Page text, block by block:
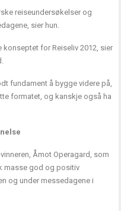
reiseundersøkelser og
sier hun.
for Reiseliv 2012, sier
fundament å bygge videre på,
formatet, og kanskje også ha
Åmot Operagard, som
masse god og positiv
og under messedagene i